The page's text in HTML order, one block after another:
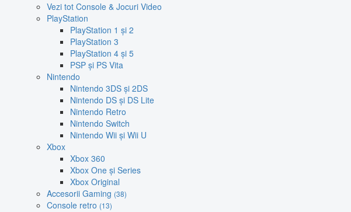
Vezi tot Console & Jocuri Video
PlayStation
PlayStation 1 și 2
PlayStation 3
PlayStation 4 și 5
PSP și PS Vita
Nintendo
Nintendo 3DS și 2DS
Nintendo DS și DS Lite
Nintendo Retro
Nintendo Switch
Nintendo Wii și Wii U
Xbox
Xbox 360
Xbox One și Series
Xbox Original
Accesorii Gaming (38)
Console retro (13)